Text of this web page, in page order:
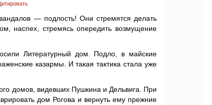
— подлость! Они стремятся делать
наспех, стремясь опередить возмущение
Литературный дом. Подло, в майские
казармы. И такая тактика стала уже
домов, видевших Пушкина и Дельвига. При
дом Рогова и вернуть ему прежние